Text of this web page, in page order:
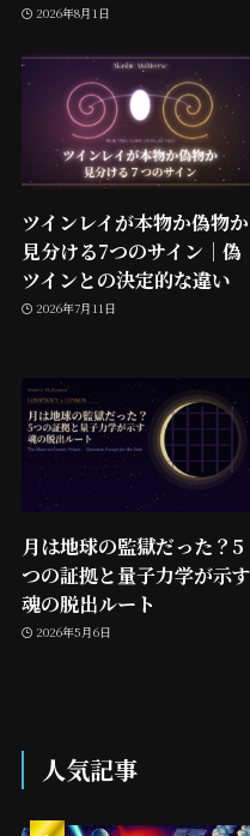
2026年8月1日
ツインレイが本物か偽物か
見分ける7つのサイン｜偽
ツインとの決定的な違い
2026年7月11日
月は地球の監獄だった？5
つの証拠と量子力学が示す
魂の脱出ルート
2026年5月6日
人気記事